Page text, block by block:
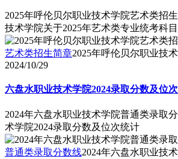
2025年呼伦贝尔职业技术学院艺术类招
技术学院关于2025年艺术类专业统考科
艺术类招生简章2025年呼伦贝尔职业技
2024/10/29
六盘水职业技术学院2024录取分数及位
2024年六盘水职业技术学院普通类录取
术学院2024录取分数及位次统计
普通类录取分数线2024年六盘水职业技